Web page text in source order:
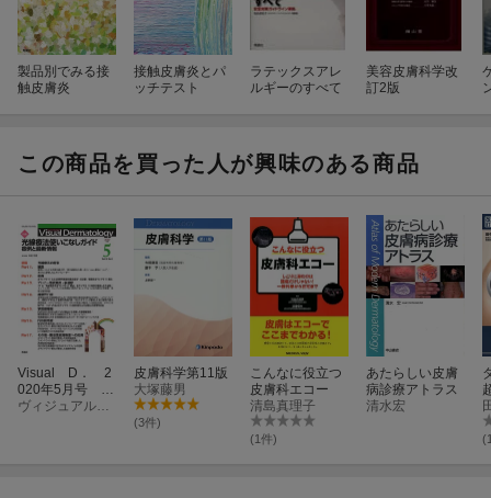
製品別でみる接
触皮膚炎
接触皮膚炎とパ
ッチテスト
ラテックスアレ
ルギーのすべて
美容皮膚科学改
訂2版
この商品を買った人が興味のある商品
Visual D． 2
020年5月号 Vo
l．19 No．5ヴィジュアルダーマトロジー編集委員会
皮膚科学第11版
大塚藤男
(3件)
こんなに役立つ
皮膚科エコー
清島真理子
(1件)
あたらしい皮膚
病診療アトラス
清水宏